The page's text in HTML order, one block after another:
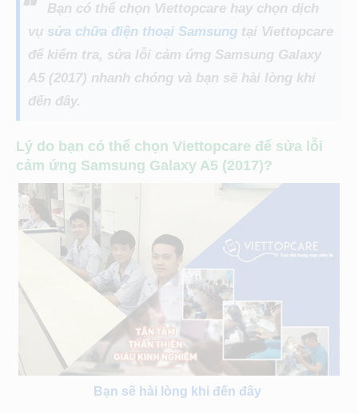
Bạn có thể chọn Viettopcare hay chọn dịch
vụ sửa chữa điện thoại Samsung tại Viettopcare
để kiểm tra, sửa lỗi cảm ứng Samsung Galaxy
A5 (2017) nhanh chóng và bạn sẽ hài lòng khi
đến đây.
Lý do bạn có thể chọn Viettopcare để sửa lỗi
cảm ứng Samsung Galaxy A5 (2017)?
Bạn sẽ hài lòng khi đến đây